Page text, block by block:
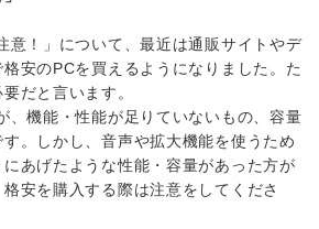
！」について、最近は通販サイトやデ
安のPCを買えるようになりました。た
だと言います。
、機能・性能が足りていないもの、容量
。しかし、音声や拡大機能を使うため
あげたような性能・容量があった方が
安を購入する際は注意をしてくださ